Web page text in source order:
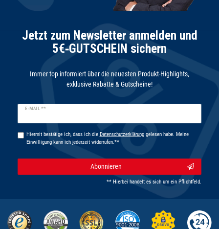
Jetzt zum Newsletter anmelden und
5€‑GUTSCHEIN sichern
Immer top informiert über die neuesten Produkt-Highlights,
exklusive Rabatte & Gutscheine!
E-MAIL **
Newsletter
Hiermit bestätige ich, dass ich die Daten­schutz­erklärunggelesen habe. Meine
Einwilligung kann ich jederzeit widerrufen.**
Abonnieren
** Hierbei handelt es sich um ein Pflichtfeld.